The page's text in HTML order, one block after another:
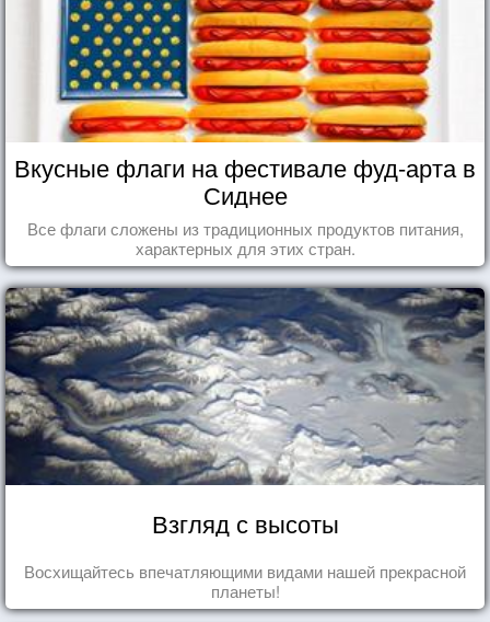
Вкусные флаги на фестивале фуд-арта в
Сиднее
Все флаги сложены из традиционных продуктов питания,
характерных для этих стран.
Взгляд с высоты
Восхищайтесь впечатляющими видами нашей прекрасной
планеты!